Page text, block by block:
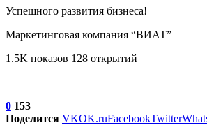
Успешного развития бизнеса!
Маркетинговая компания “ВИАТ”
1.5K показов 128 открытий
0 153
Поделится VKOK.ruFacebookTwitter